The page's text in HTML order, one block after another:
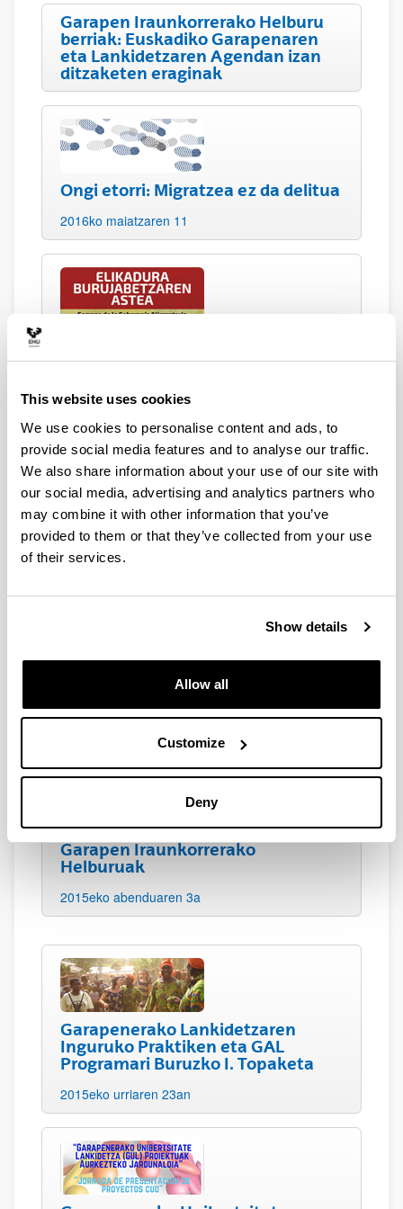
This website uses cookies
We use cookies to personalise content and ads, to
provide social media features and to analyse our traffic.
We also share information about your use of our site with
our social media, advertising and analytics partners who
may combine it with other information that you’ve
provided to them or that they’ve collected from your use
of their services.
Show details
Allow all
Customize
Deny
Garapen Iraunkorrerako Helburu
berriak: Euskadiko Garapenaren
eta Lankidetzaren Agendan izan
ditzaketen eraginak
Ongi etorri: Migratzea ez da delitua
2016ko maiatzaren 11
II. Boluntariotzaren azoka
2016ko apirilaren 20a
Eskubidea: Historia, mugak eta
babesa behartutako
Garapen Iraunkorrerako
Helburuak
2015eko abenduaren 3a
Garapenerako Lankidetzaren
Inguruko Praktiken eta GAL
Programari Buruzko I. Topaketa
2015eko urriaren 23an